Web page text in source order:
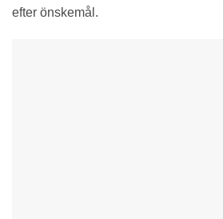
efter önskemål.